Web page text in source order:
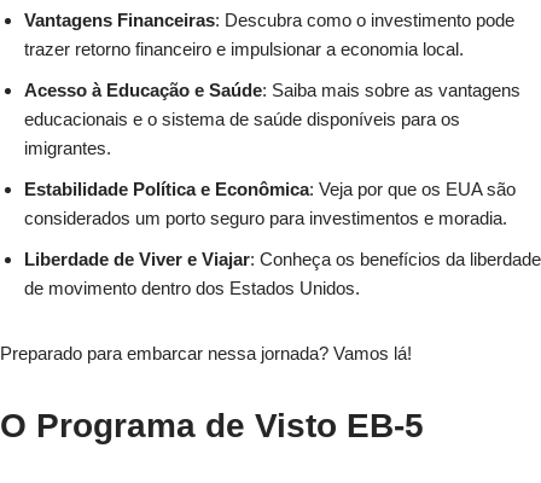
Vantagens Financeiras: Descubra como o investimento pode
trazer retorno financeiro e impulsionar a economia local.
Acesso à Educação e Saúde: Saiba mais sobre as vantagens
educacionais e o sistema de saúde disponíveis para os
imigrantes.
Estabilidade Política e Econômica: Veja por que os EUA são
considerados um porto seguro para investimentos e moradia.
Liberdade de Viver e Viajar: Conheça os benefícios da liberdade
de movimento dentro dos Estados Unidos.
Preparado para embarcar nessa jornada? Vamos lá!
O Programa de Visto EB-5